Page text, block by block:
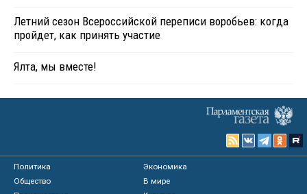
Летний сезон Всероссийской переписи воробьев: когда
пройдет, как принять участие
Ялта, мы вместе!
Политика
Экономика
Общество
В мире